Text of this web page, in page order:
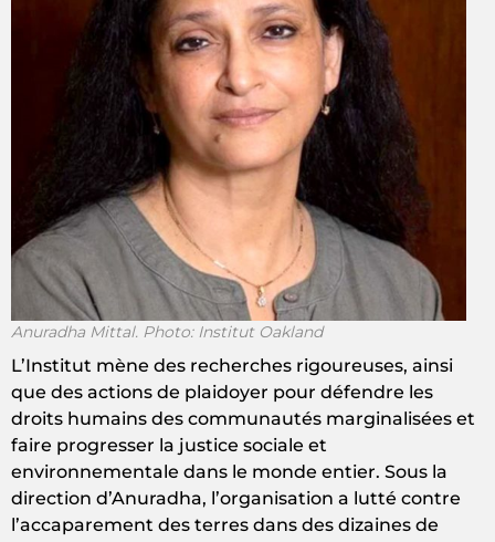
Anuradha Mittal. Photo: Institut Oakland
L’Institut mène des recherches rigoureuses, ainsi
que des actions de plaidoyer pour défendre les
droits humains des communautés marginalisées et
faire progresser la justice sociale et
environnementale dans le monde entier. Sous la
direction d’Anuradha, l’organisation a lutté contre
l’accaparement des terres dans des dizaines de